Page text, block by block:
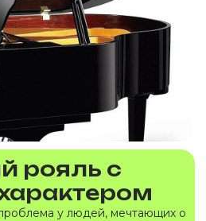
рояль с
у людей, мечтающих о